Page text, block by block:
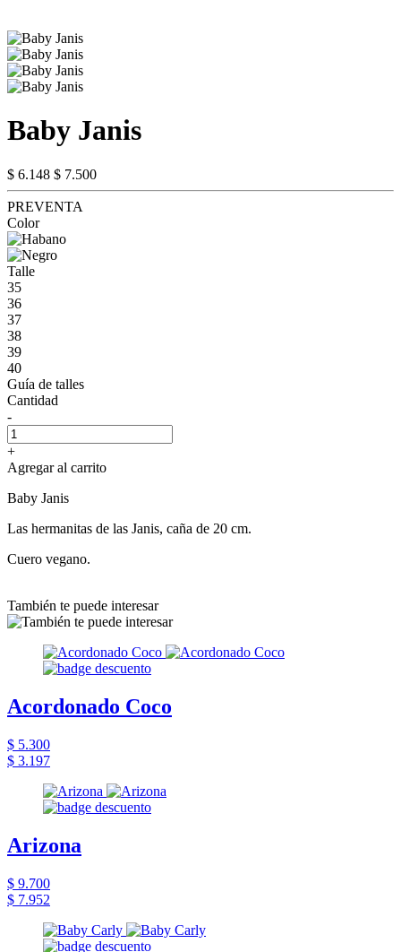
Baby Janis
$ 6.148 $ 7.500
PREVENTA
Color
Talle
35
36
37
38
39
40
Guía de talles
Cantidad
-
+
Agregar al carrito
Baby Janis
Las hermanitas de las Janis, caña de 20 cm.
Cuero vegano.
También te puede interesar
Acordonado Coco
$ 5.300
$ 3.197
Arizona
$ 9.700
$ 7.952